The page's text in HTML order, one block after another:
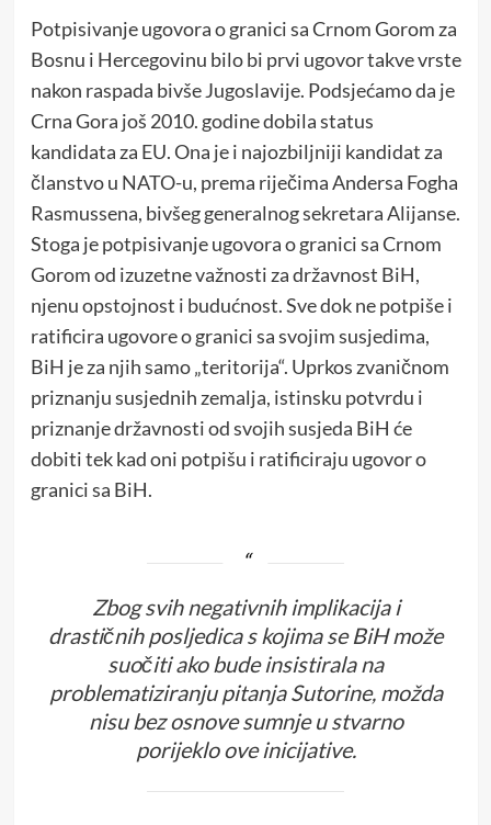
Potpisivanje ugovora o granici sa Crnom Gorom za
Bosnu i Hercegovinu bilo bi prvi ugovor takve vrste
nakon raspada bivše Jugoslavije. Podsjećamo da je
Crna Gora još 2010. godine dobila status
kandidata za EU. Ona je i najozbiljniji kandidat za
članstvo u NATO-u, prema riječima Andersa Fogha
Rasmussena, bivšeg generalnog sekretara Alijanse.
Stoga je potpisivanje ugovora o granici sa Crnom
Gorom od izuzetne važnosti za državnost BiH,
njenu opstojnost i budućnost. Sve dok ne potpiše i
ratificira ugovore o granici sa svojim susjedima,
BiH je za njih samo „teritorija“. Uprkos zvaničnom
priznanju susjednih zemalja, istinsku potvrdu i
priznanje državnosti od svojih susjeda BiH će
dobiti tek kad oni potpišu i ratificiraju ugovor o
granici sa BiH.
Zbog svih negativnih implikacija i
drastičnih posljedica s kojima se BiH može
suočiti ako bude insistirala na
problematiziranju pitanja Sutorine, možda
nisu bez osnove sumnje u stvarno
porijeklo ove inicijative.